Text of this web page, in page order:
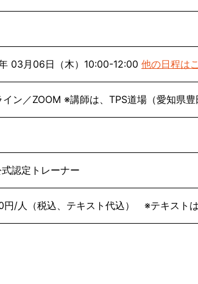
03月06日（木）10:00-12:00 他の日程は
イン／ZOOM ※講師は、TPS道場（愛知県
認定トレーナー
円/人（税込、テキスト代込） ※テキスト